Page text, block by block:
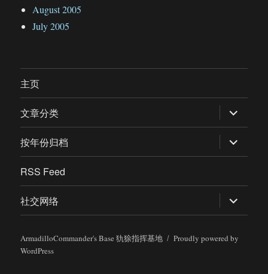
August 2005
July 2005
主页
文章分类 expand
child
menu
按年份归档
expand
child
menu
RSS Feed
社交网络 expand
child
menu
ArmadilloCommander's Base 犰狳指挥基地
Proudly powered by
WordPress